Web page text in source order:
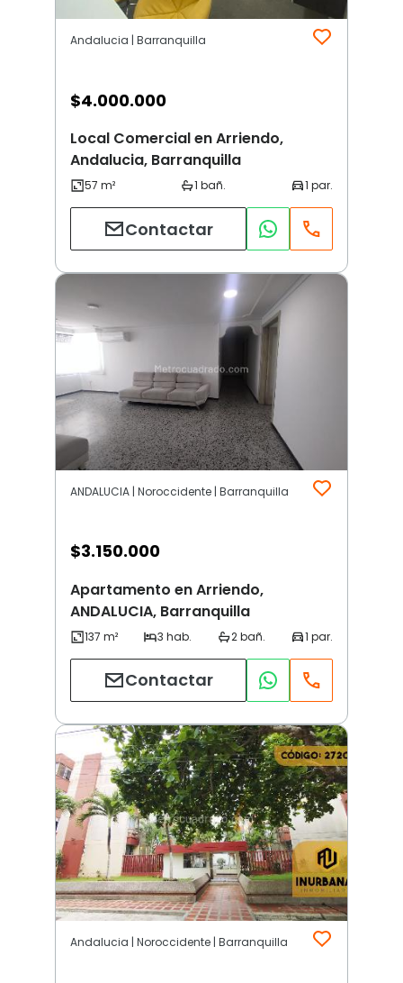
Andalucia | Barranquilla
$4.000.000
Local Comercial en Arriendo,
Andalucia, Barranquilla
Contactar
ANDALUCIA | Noroccidente | Barranquilla
$3.150.000
Apartamento en Arriendo,
ANDALUCIA, Barranquilla
Contactar
Andalucia | Noroccidente | Barranquilla